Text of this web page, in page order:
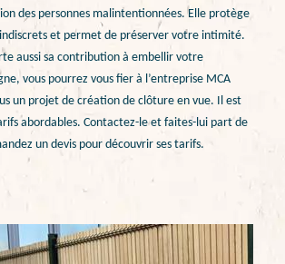
des personnes malintentionnées. Elle protège
indiscrets et permet de préserver votre intimité.
aussi sa contribution à embellir votre
vous pourrez vous fier à l’entreprise MCA
un projet de création de clôture en vue. Il est
abordables. Contactez-le et faites-lui part de
un devis pour découvrir ses tarifs.